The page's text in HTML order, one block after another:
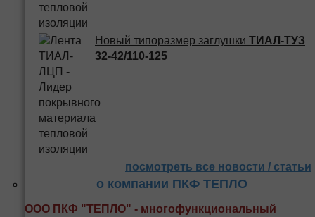
Новый типоразмер заглушки ТИАЛ-ТУЗ
32-42/110-125
посмотреть все новости / статьи
о компании ПКФ ТЕПЛО
ООО ПКФ "ТЕПЛО" - многофункциональный